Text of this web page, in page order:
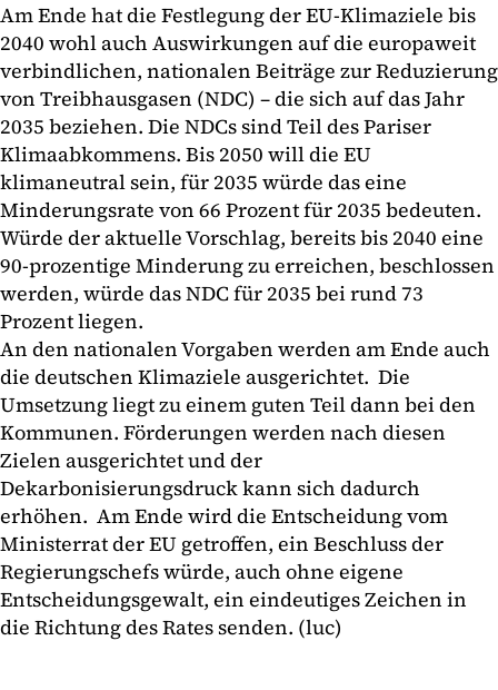
Am Ende hat die Festlegung der EU-Klimaziele bis
2040 wohl auch Auswirkungen auf die europaweit
verbindlichen, nationalen Beiträge zur Reduzierung
von Treibhausgasen (NDC) – die sich auf das Jahr
2035 beziehen. Die NDCs sind Teil des Pariser
Klimaabkommens. Bis 2050 will die EU
klimaneutral sein, für 2035 würde das eine
Minderungsrate von 66 Prozent für 2035 bedeuten.
Würde der aktuelle Vorschlag, bereits bis 2040 eine
90-prozentige Minderung zu erreichen, beschlossen
werden, würde das NDC für 2035 bei rund 73
Prozent liegen.
An den nationalen Vorgaben werden am Ende auch
die deutschen Klimaziele ausgerichtet. Die
Umsetzung liegt zu einem guten Teil dann bei den
Kommunen. Förderungen werden nach diesen
Zielen ausgerichtet und der
Dekarbonisierungsdruck kann sich dadurch
erhöhen. Am Ende wird die Entscheidung vom
Ministerrat der EU getroffen, ein Beschluss der
Regierungschefs würde, auch ohne eigene
Entscheidungsgewalt, ein eindeutiges Zeichen in
die Richtung des Rates senden. (luc)